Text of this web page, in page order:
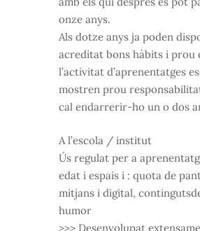
onze anys.
Als dotze anys ja poden
acreditat bons hàbits i prou
l’activitat d’aprenentatges
mostren prou
cal endarrerir-ho un o dos
A l’escola / institut
Ús regulat per a
edat i espais i : quota de
mitjans i digital,
humor
>>> Desenvolupat